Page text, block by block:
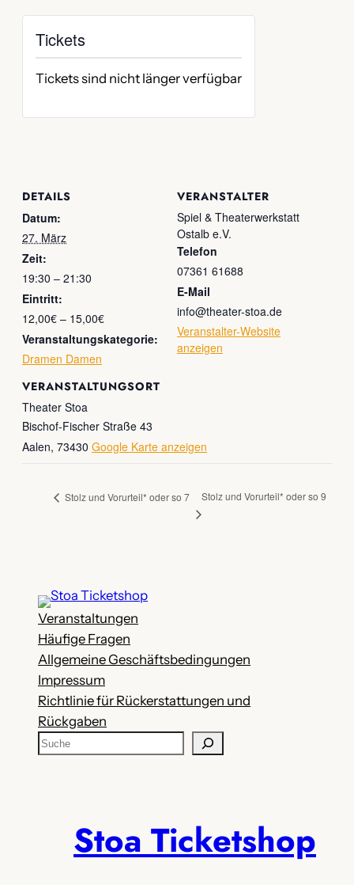
DETAILS
Datum:
27. März
Zeit:
19:30 – 21:30
Eintritt:
12,00€ – 15,00€
Veranstaltungskategorie:
Dramen Damen
VERANSTALTUNGSORT
Theater Stoa
Bischof-Fischer Straße 43
Aalen, 73430 Google Karte anzeigen
VERANSTALTER
Spiel & Theaterwerkstatt
Ostalb e.V.
Telefon
07361 61688
E-Mail
info@theater-stoa.de
Veranstalter-Website
anzeigen
Tickets
Tickets sind nicht länger verfügbar
Stolz und Vorurteil* oder so 7 Stolz und Vorurteil* oder so 9
Veranstaltungen
Häufige Fragen
Allgemeine Geschäftsbedingungen
Impressum
Richtlinie für Rückerstattungen und
Rückgaben
S
Stoa Ticketshop